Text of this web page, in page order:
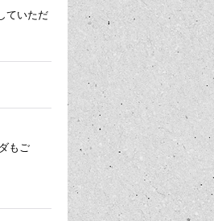
ていただ
もご